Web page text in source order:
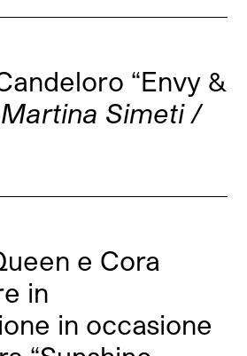
“Envy &
Martina Simeti /
e Cora
in
in occasione